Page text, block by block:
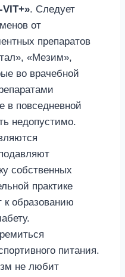
VIT+». Следует
от
препаратов
«Мезим»,
во врачебной
в повседневной
недопустимо.
собственных
практике
к образованию
питания.
не любит